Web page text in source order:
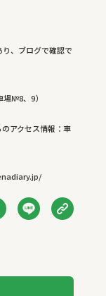
、ブログで確認で
場№8、 9）
アクセス情報：車